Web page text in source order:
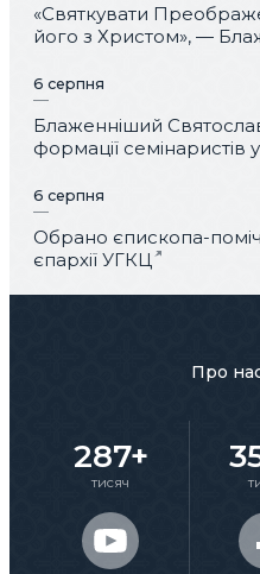
«Святкувати
його з Христом», —
6 серпня
Блаженніший
формації семінаристів
6 серпня
Обрано єпископа-
єпархії УГКЦ
Про
287+
тисяч